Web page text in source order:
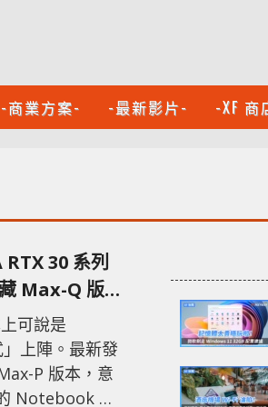
-商業方案- -最新影片- -XF 商
30 系列
Max-Q 版
可說是
上陣。最新發
P 版本，意
Notebook 搭